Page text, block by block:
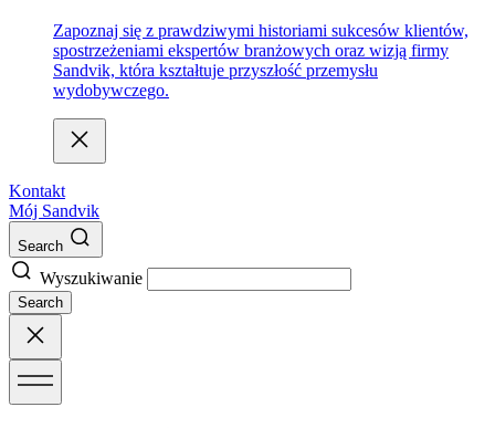
Zapoznaj się z prawdziwymi historiami sukcesów klientów,
spostrzeżeniami ekspertów branżowych oraz wizją firmy
Sandvik, która kształtuje przyszłość przemysłu
wydobywczego.
Kontakt
Mój Sandvik
Search
Wyszukiwanie
Search